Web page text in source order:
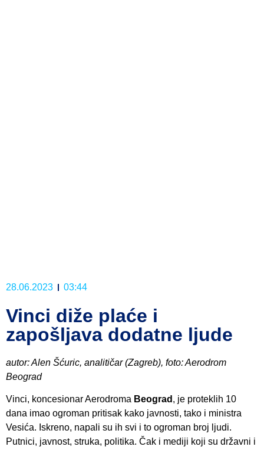
28.06.2023 03:44
Vinci diže plaće i
zapošljava dodatne ljude
autor: Alen Šćuric, analitičar (Zagreb), foto: Aerodrom
Beograd
Vinci, koncesionar Aerodroma Beograd , je proteklih 10
dana imao ogroman pritisak kako javnosti, tako i ministra
Vesića. Iskreno, napali su ih svi i to ogroman broj ljudi.
Putnici, javnost, struka, politika. Čak i mediji koji su državni i